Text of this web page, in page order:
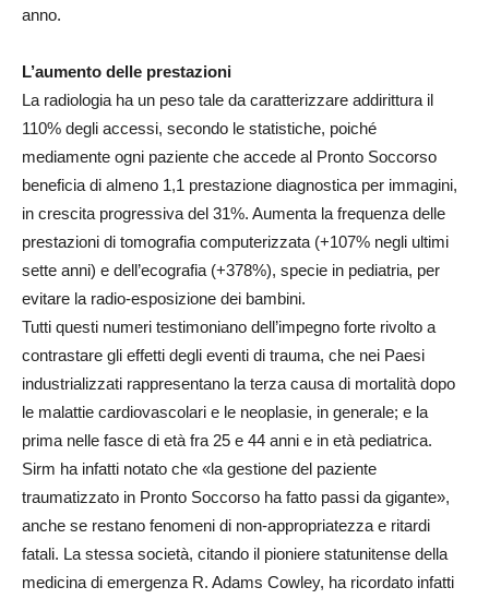
anno.
L’aumento delle prestazioni
La radiologia ha un peso tale da caratterizzare addirittura il
110% degli accessi, secondo le statistiche, poiché
mediamente ogni paziente che accede al Pronto Soccorso
beneficia di almeno 1,1 prestazione diagnostica per immagini,
in crescita progressiva del 31%. Aumenta la frequenza delle
prestazioni di tomografia computerizzata (+107% negli ultimi
sette anni) e dell’ecografia (+378%), specie in pediatria, per
evitare la radio-esposizione dei bambini.
Tutti questi numeri testimoniano dell’impegno forte rivolto a
contrastare gli effetti degli eventi di trauma, che nei Paesi
industrializzati rappresentano la terza causa di mortalità dopo
le malattie cardiovascolari e le neoplasie, in generale; e la
prima nelle fasce di età fra 25 e 44 anni e in età pediatrica.
Sirm ha infatti notato che «la gestione del paziente
traumatizzato in Pronto Soccorso ha fatto passi da gigante»,
anche se restano fenomeni di non-appropriatezza e ritardi
fatali. La stessa società, citando il pioniere statunitense della
medicina di emergenza R. Adams Cowley, ha ricordato infatti